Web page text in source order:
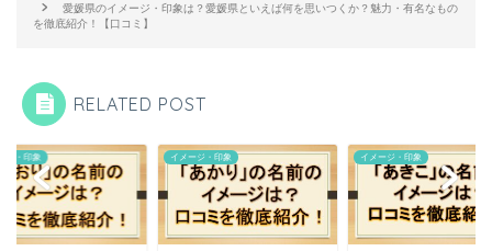
愛媛県のイメージ・印象は？愛媛県といえば何を思いつくか？魅力・有名なもの
を徹底紹介！【口コミ】
RELATED POST
ジ・印象 イメージ・印象 イメージ・印象